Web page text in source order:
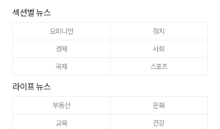
섹션별 뉴스
오피니언
정치
경제
사회
국제
스포츠
라이프 뉴스
부동산
문화
교육
건강